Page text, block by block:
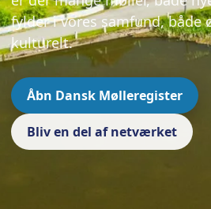
fylder i vores samfund, både
kulturelt.
Åbn Dansk Mølleregister
Bliv en del af netværket